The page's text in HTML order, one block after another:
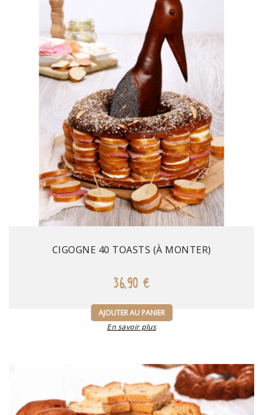
CIGOGNE 40 TOASTS (À MONTER)
36,90 €
AJOUTER AU PANIER
En savoir plus